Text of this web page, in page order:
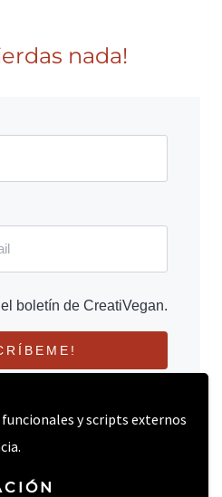
y scripts externos
nada!
boletín de CreatiVegan.